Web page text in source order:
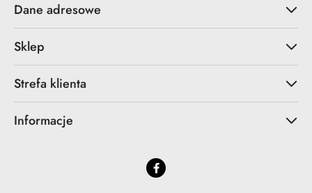
Dane adresowe
Sklep
Strefa klienta
Informacje